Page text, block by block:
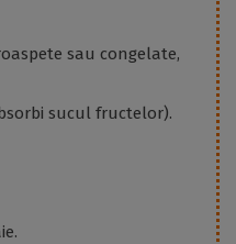
sau congelate,
sucul fructelor).